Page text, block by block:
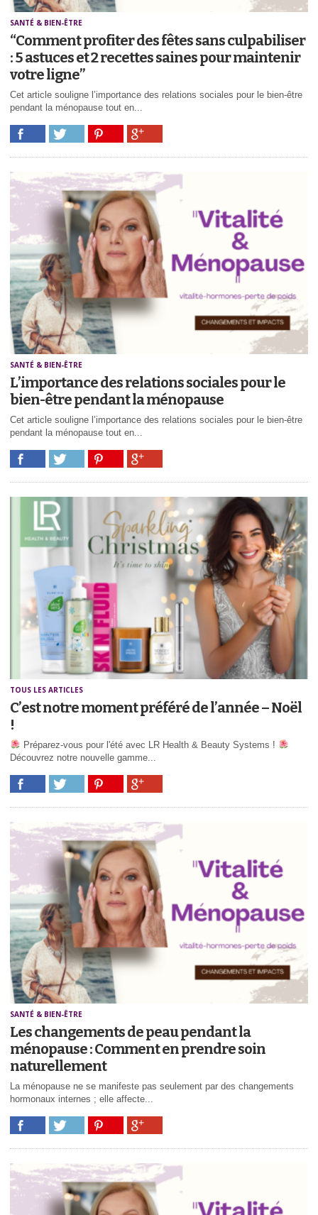
SANTÉ & BIEN-ÊTRE
“Comment profiter des fêtes sans culpabiliser
: 5 astuces et 2 recettes saines pour maintenir
votre ligne”
Cet article souligne l’importance des relations sociales pour le bien-être
pendant la ménopause tout en...
SANTÉ & BIEN-ÊTRE
L’importance des relations sociales pour le
bien-être pendant la ménopause
Cet article souligne l’importance des relations sociales pour le bien-être
pendant la ménopause tout en...
TOUS LES ARTICLES
C’est notre moment préféré de l’année – Noël
!
Préparez-vous pour l'été avec LR Health & Beauty Systems !
Découvrez notre nouvelle gamme...
SANTÉ & BIEN-ÊTRE
Les changements de peau pendant la
ménopause : Comment en prendre soin
naturellement
La ménopause ne se manifeste pas seulement par des changements
hormonaux internes ; elle affecte...